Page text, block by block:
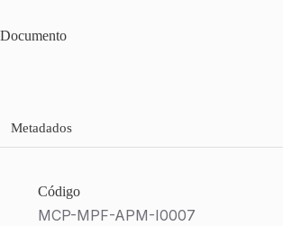
Documento
Metadados
Código
MCP-MPF-APM-I0007